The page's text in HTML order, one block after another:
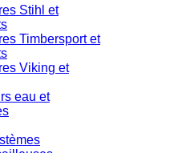
CombiSystèmes
Débroussailleuses
Machines de chantier
Machines sur batterie
Motobineuses
MultiSystème
Perches élagueuses
Tondeuses
Tracteurs de pelouse
Tondeuses robot
et matériel de
Outillage, matériel
...
Outillage et articles
forestiers
et
Accessoires et
divers
Accessoires Stihl &
Stihl et
Timbersport et
Viking et
eau et